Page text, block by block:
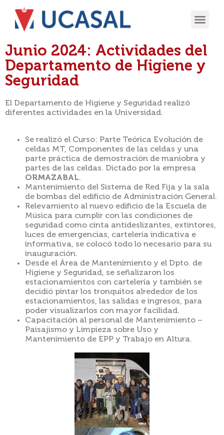
Junio 2024: Actividades del
Departamento de Higiene y
Seguridad
El Departamento de Higiene y Seguridad realizó
diferentes actividades en la Universidad.
Se realizó el Curso: Parte Teórica Evolución de
celdas MT, Componentes de las celdas y una
parte práctica de demostración de maniobra y
partes de las celdas. Dictado por la empresa
ORMAZABAL.
Mantenimiento del Sistema de Red Fija y la sala
de bombas del edificio de Administración General.
Relevamiento al nuevo edificio de la Escuela de
Música para cumplir con las condiciones de
seguridad como cinta antideslizantes, extintores,
luces de emergencias, cartelería indicativa e
informativa, se colocó todo lo necesario para su
inauguración.
Desde el Área de Mantenimiento y el Dpto. de
Higiene y Seguridad, se señalizaron los
estacionamientos con cartelería y también se
decidió pintar los tronquitos alrededor de los
estacionamientos, las salidas e ingresos, para
poder visualizarlos con mayor facilidad.
Capacitación al personal de Mantenimiento –
Paisajismo y Limpieza sobre Uso y
Mantenimiento de EPP y Trabajo en Altura.